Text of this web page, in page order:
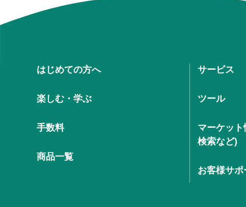
はじめての方へ
楽しむ・学ぶ
手数料
商品一覧
サービス
ツール
マーケッ
検索など)
お客様サポ